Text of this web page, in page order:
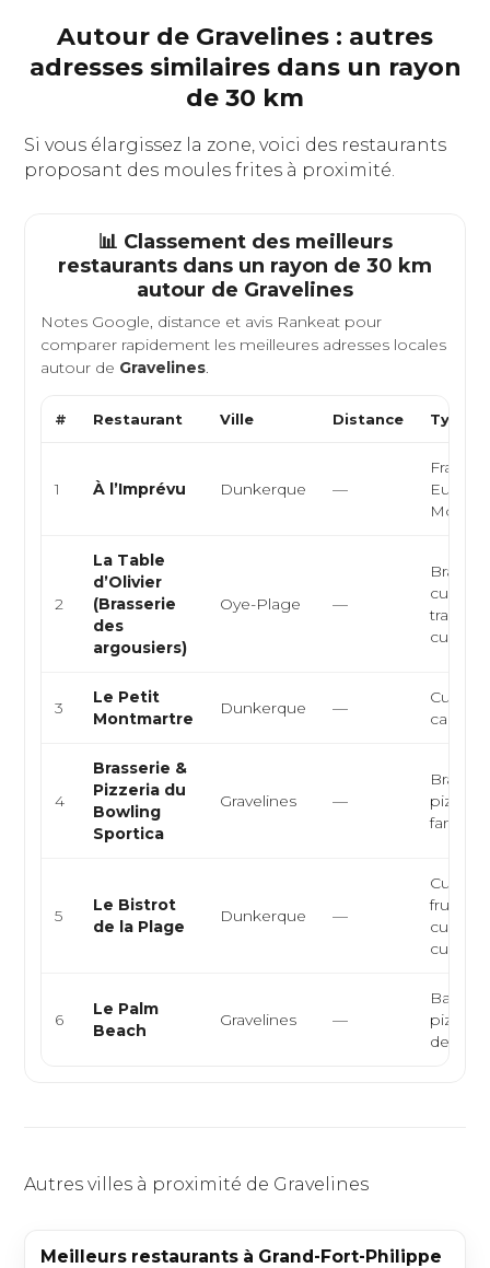
RESTAURANT
Autour de Gravelines : autres
adresses similaires dans un rayon
de 30 km
Si vous élargissez la zone, voici des restaurants
proposant des moules frites à proximité.
📊 Classement des meilleurs
restaurants dans un rayon de 30 km
autour de Gravelines
Notes Google, distance et avis Rankeat pour
comparer rapidement les meilleures adresses locales
autour de Gravelines.
# Restaurant Ville Distance Type
1 À l’Imprévu Dunkerque —
2
La Table
d’Olivier
(Brasserie
des
argousiers)
Oye-Plage —
cuisine
cuisine
3
Le Petit
Montmartre
Dunkerque —
Cuisine
4
Brasserie &
Pizzeria du
Bowling
Sportica
Gravelines —
5
Le Bistrot
de la Plage
Dunkerque —
fruits
cuisine
cuis...
6
Le Palm
Beach
Gravelines —
Bar
de
Autres villes à proximité de Gravelines
Meilleurs restaurants à Grand-Fort-Philippe